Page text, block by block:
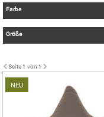
Farbe
beige
Größe
Übernehmen
Seite 1 von 1
NEU